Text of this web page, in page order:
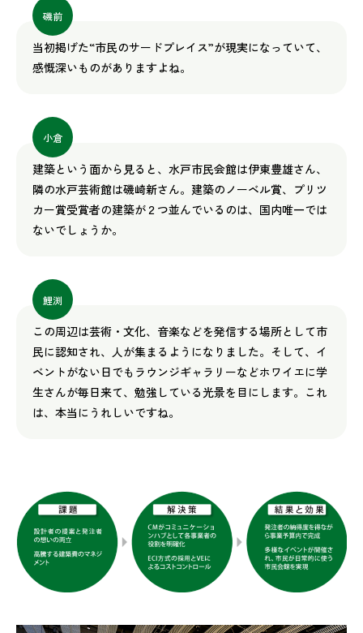
磯前
当初掲げた“市民のサードプレイス”が現実になっていて、
感慨深いものがありますよね。
小倉
建築という面から見ると、水戸市民会館は伊東豊雄さん、
隣の水戸芸術館は磯崎新さん。建築のノーベル賞、プリツ
カー賞受賞者の建築が２つ並んでいるのは、国内唯一では
ないでしょうか。
鯉渕
この周辺は芸術・文化、音楽などを発信する場所として市
民に認知され、人が集まるようになりました。そして、イ
ベントがない日でもラウンジギャラリーなどホワイエに学
生さんが毎日来て、勉強している光景を目にします。これ
は、本当にうれしいですね。